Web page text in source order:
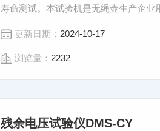
寿命测试。本试验机是无绳壶生产企
更新日期： 2024-10-17
浏览量： 2232
残余电压试验仪DMS-CY